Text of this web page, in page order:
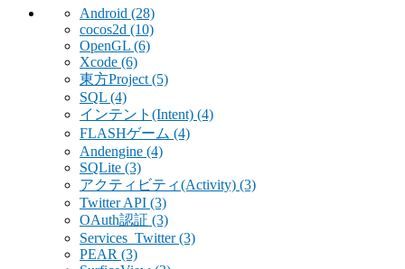
Android (28)
cocos2d (10)
OpenGL (6)
Xcode (6)
東方Project (5)
SQL (4)
インテント(Intent) (4)
FLASHゲーム (4)
Andengine (4)
SQLite (3)
アクティビティ(Activity) (3)
Twitter API (3)
OAuth認証 (3)
Services_Twitter(3)
PEAR (3)